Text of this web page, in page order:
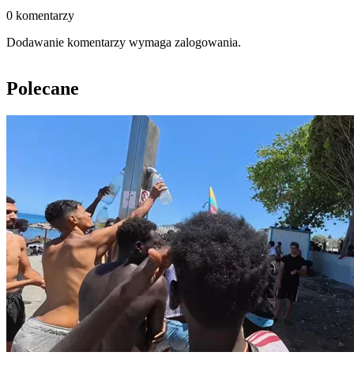
0 komentarzy
Dodawanie komentarzy wymaga zalogowania.
Polecane